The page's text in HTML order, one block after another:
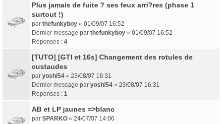
Plus jamais de fuite ? ses feux arri?res (phase 1
surtout !)
par thefunkyboy « 01/09/07 16:52
Dernier message par thefunkyboy » 01/09/07 16:52
Réponses : 4
[TUTO] [GTI et 16s] Changement des rotules de
custaudes
par yoshi54 « 23/08/07 16:31
Dernier message par yoshi54 » 23/08/07 16:31
Réponses : 1
AB et LP jaunes =>blanc
par SPARKO « 24/07/07 14:06